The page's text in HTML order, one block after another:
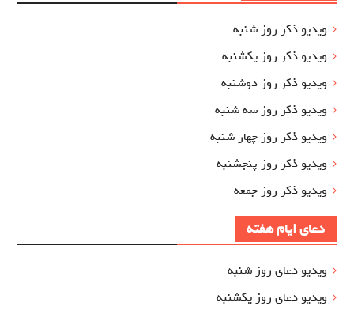
ویدیو ذکر روز شنبه
ویدیو ذکر روز یکشنبه
ویدیو ذکر روز دوشنبه
ویدیو ذکر روز سه شنبه
ویدیو ذکر روز چهار شنبه
ویدیو ذکر روز پنجشنبه
ویدیو ذکر روز جمعه
دعای ایام هفته
ویدیو دعای روز شنبه
ویدیو دعای روز یکشنبه